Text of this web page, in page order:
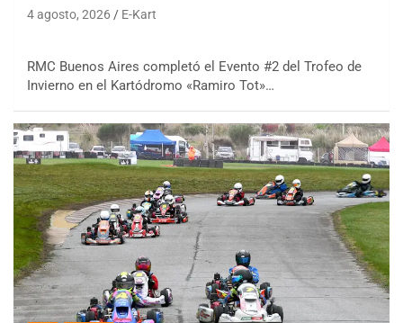
4 agosto, 2026 E-Kart
RMC Buenos Aires completó el Evento #2 del Trofeo de
Invierno en el Kartódromo «Ramiro Tot»…